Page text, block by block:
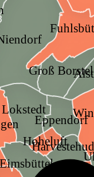
Hoheluft
Lokstedt
Eppendorf
Groß Borstel